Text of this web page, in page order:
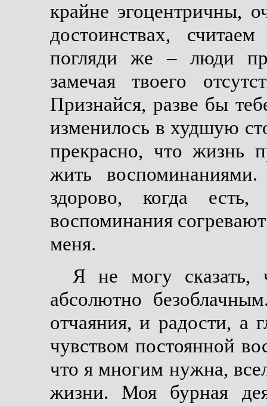
крайне эгоцентричны,
достоинствах,
погляди же – люди
замечая твоего
Признайся, разве бы
изменилось в худшую
прекрасно, что жизнь
жить
здорово, когда
воспоминания
меня.
Я не могу сказать,
абсолютно
отчаяния, и радости, а
чувством постоянной
что я многим нужна,
жизни. Моя бурная